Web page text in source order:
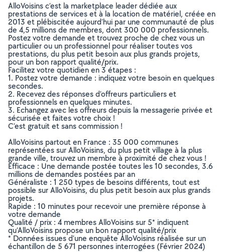
AlloVoisins c’est la marketplace leader dédiée aux
prestations de services et à la location de matériel, créée en
2013 et plébiscitée aujourd’hui par une communauté de plus
de 4,5 millions de membres, dont 300 000 professionnels.
Postez votre demande et trouvez proche de chez vous un
particulier ou un professionnel pour réaliser toutes vos
prestations, du plus petit besoin aux plus grands projets,
pour un bon rapport qualité/prix.
Facilitez votre quotidien en 3 étapes :
1. Postez votre demande : indiquez votre besoin en quelques
secondes.
2. Recevez des réponses d’offreurs particuliers et
professionnels en quelques minutes.
3. Echangez avec les offreurs depuis la messagerie privée et
sécurisée et faites votre choix !
C’est gratuit et sans commission !
AlloVoisins partout en France : 35 000 communes
représentées sur AlloVoisins, du plus petit village à la plus
grande ville, trouvez un membre à proximité de chez vous !
Efficace : Une demande postée toutes les 10 secondes, 3.6
millions de demandes postées par an
Généraliste : 1 250 types de besoins différents, tout est
possible sur AlloVoisins, du plus petit besoin aux plus grands
projets.
Rapide : 10 minutes pour recevoir une première réponse à
votre demande
Qualité / prix : 4 membres AlloVoisins sur 5* indiquent
qu’AlloVoisins propose un bon rapport qualité/prix
* Données issues d’une enquête AlloVoisins réalisée sur un
échantillon de 5 671 personnes interrogées (Février 2024)